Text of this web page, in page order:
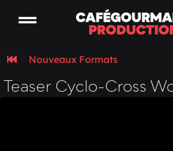
Nouveaux Formats
Teaser Cyclo-Cross